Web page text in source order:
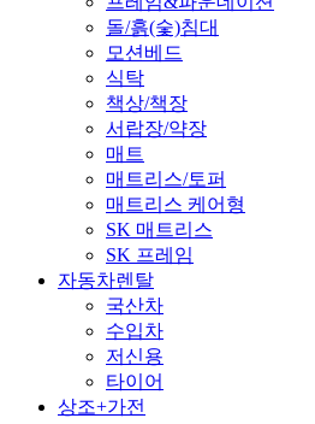
돌/흙(숯)침대
모션베드
식탁
책상/책장
서랍장/약장
매트
매트리스/토퍼
매트리스 케어형
SK 매트리스
SK 프레임
자동차렌탈
국산차
수입차
저신용
타이어
상조+가전